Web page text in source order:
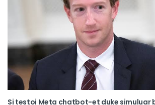
Si testoi Meta chatbot-et duke simuluar